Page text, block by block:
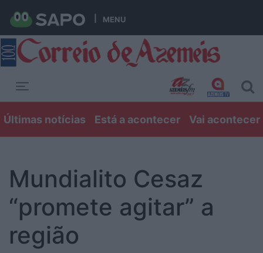
MENU
Últimas notícias Está a acontecer Vai acontecer
Mundialito Cesaz
“promete agitar” a
região